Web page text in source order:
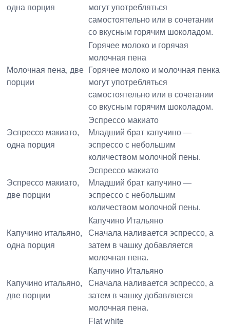
одна порция
могут употребляться
самостоятельно или в сочетании
со вкусным горячим шоколадом.
Молочная пена, две
порции
Горячее молоко и горячая
молочная пена
Горячее молоко и молочная пенка
могут употребляться
самостоятельно или в сочетании
со вкусным горячим шоколадом.
Эспрессо макиато,
одна порция
Эспрессо макиато
Младший брат капучино —
эспрессо с небольшим
количеством молочной пены.
Эспрессо макиато,
две порции
Эспрессо макиато
Младший брат капучино —
эспрессо с небольшим
количеством молочной пены.
Капучино итальяно,
одна порция
Капучино Итальяно
Сначала наливается эспрессо, а
затем в чашку добавляется
молочная пена.
Капучино итальяно,
две порции
Капучино Итальяно
Сначала наливается эспрессо, а
затем в чашку добавляется
молочная пена.
Flat white